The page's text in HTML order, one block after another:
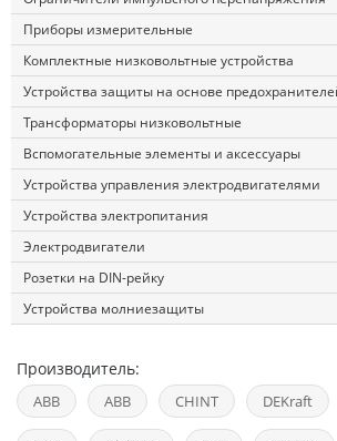
Приборы измерительные
Комплектные низковольтные устройства
Устройства защиты на основе
Трансформаторы низковольтные
Вспомогательные элементы и аксессуары
Устройства управления электродвигателями
Устройства электропитания
Электродвигатели
Розетки на DIN-рейку
Устройства молниезащиты
Производитель:
ABB ABB CHINT DEKraft